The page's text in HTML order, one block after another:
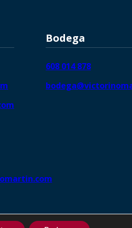
Bodega
608 014 878
DigitalGrowthⓇ